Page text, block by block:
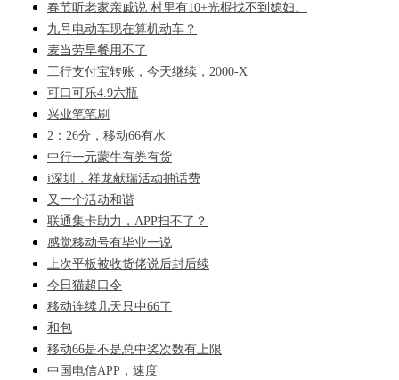
春节听老家亲戚说 村里有10+光棍找不到媳妇。
九号电动车现在算机动车？
麦当劳早餐用不了
工行支付宝转账，今天继续，2000-X
可口可乐4.9六瓶
兴业笔笔刷
2：26分，移动66有水
中行一元蒙牛有券有货
i深圳，祥龙献瑞活动抽话费
又一个活动和谐
联通集卡助力，APP扫不了？
感觉移动号有毕业一说
上次平板被收货佬说后封后续
今日猫超口令
移动连续几天只中66了
和包
移动66是不是总中奖次数有上限
中国电信APP，速度